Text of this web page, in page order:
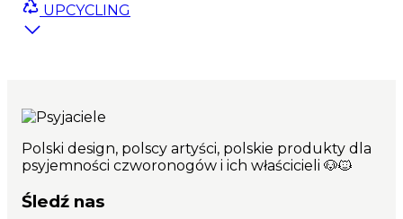
UPCYCLING
Polski design, polscy artyści, polskie produkty dla
psyjemności czworonogów i ich właścicieli 🐶🐱
Śledź nas